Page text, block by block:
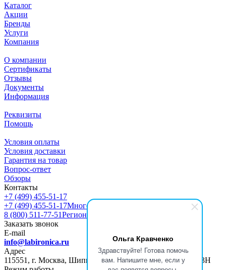
Ольга Кравченко
Здравствуйте! Готова помочь
вам. Напишите мне, если у
Каталог
Акции
Бренды
Услуги
Компания
О компании
Сертификаты
Отзывы
Документы
Информация
Реквизиты
Помощь
Условия оплаты
Условия доставки
Гарантия на товар
Вопрос-ответ
Обзоры
Контакты
+7 (499) 455-51-17
+7 (499) 455-51-17Многоканальный
8 (800) 511-77-51Регионы РФ
Заказать звонок
E-mail
info@labironica.ru
Адрес
115551, г. Москва, Шипиловский пр-д, д. 47, ПОМЕЩ. 13Н